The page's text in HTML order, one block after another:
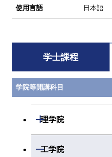
使用言語 日本語
学士課程
学院等開講科目
理学院
開閉
工学院
開閉